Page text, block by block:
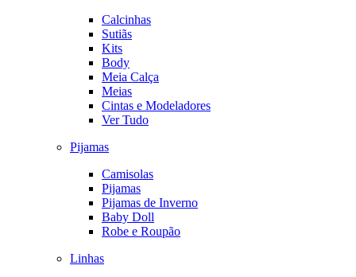
Calcinhas
Sutiãs
Kits
Body
Meia Calça
Meias
Cintas e Modeladores
Ver Tudo
Pijamas
Camisolas
Pijamas
Pijamas de Inverno
Baby Doll
Robe e Roupão
Linhas